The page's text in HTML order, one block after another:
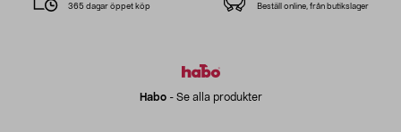
Habo- Se alla produkter
365 dagar öppet köp Beställ online, från butikslager